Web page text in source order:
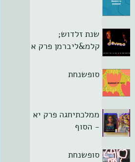
שנת זלדוש;
קלמ&ליברמן פרק א
סופשנחת
ממלכתיחגה פרק יא
- הסוף
סופשנחת